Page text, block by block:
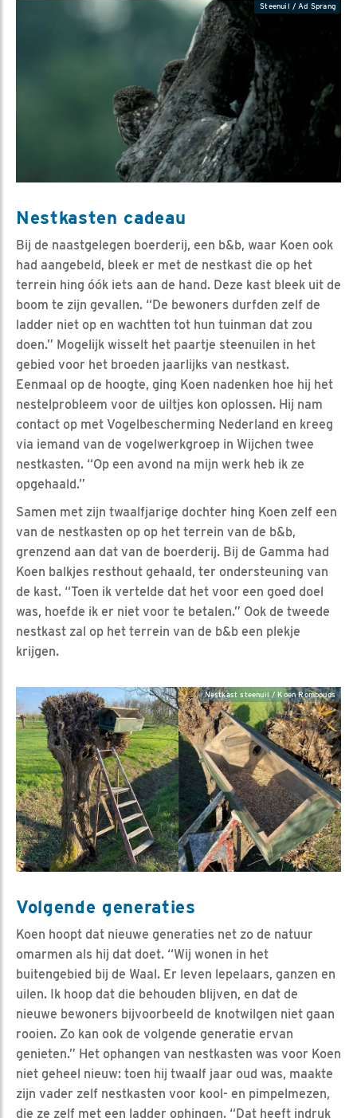
Steenuil / Ad Sprang
Nestkasten cadeau
Bij de naastgelegen boerderij, een b&b, waar Koen ook
had aangebeld, bleek er met de nestkast die op het
terrein hing óók iets aan de hand. Deze kast bleek uit de
boom te zijn gevallen. “De bewoners durfden zelf de
ladder niet op en wachtten tot hun tuinman dat zou
doen.” Mogelijk wisselt het paartje steenuilen in het
gebied voor het broeden jaarlijks van nestkast.
Eenmaal op de hoogte, ging Koen nadenken hoe hij het
nestelprobleem voor de uiltjes kon oplossen. Hij nam
contact op met Vogelbescherming Nederland en kreeg
via iemand van de vogelwerkgroep in Wijchen twee
nestkasten. “Op een avond na mijn werk heb ik ze
opgehaald.”
Samen met zijn twaalfjarige dochter hing Koen zelf een
van de nestkasten op op het terrein van de b&b,
grenzend aan dat van de boerderij. Bij de Gamma had
Koen balkjes resthout gehaald, ter ondersteuning van
de kast. “Toen ik vertelde dat het voor een goed doel
was, hoefde ik er niet voor te betalen.” Ook de tweede
nestkast zal op het terrein van de b&b een plekje
krijgen.
Nestkast steenuil / Koen Rombouds
Volgende generaties
Koen hoopt dat nieuwe generaties net zo de natuur
omarmen als hij dat doet. “Wij wonen in het
buitengebied bij de Waal. Er leven lepelaars, ganzen en
uilen. Ik hoop dat die behouden blijven, en dat de
nieuwe bewoners bijvoorbeeld de knotwilgen niet gaan
rooien. Zo kan ook de volgende generatie ervan
genieten.” Het ophangen van nestkasten was voor Koen
niet geheel nieuw: toen hij twaalf jaar oud was, maakte
zijn vader zelf nestkasten voor kool- en pimpelmezen,
die ze zelf met een ladder ophingen. “Dat heeft indruk